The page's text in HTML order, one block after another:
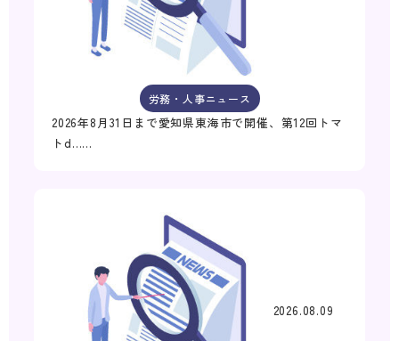
労務・人事ニュース
2026年8月31日まで愛知県東海市で開催、第12回トマ
トd……
2026.08.09